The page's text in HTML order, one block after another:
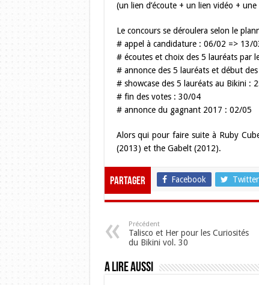
(un lien d’écoute + un lien vidéo +
Le concours se déroulera selon le
# appel à candidature : 06/02 => 13/
# écoutes et choix des 5 lauréats par
# annonce des 5 lauréats et début
# showcase des 5 lauréats au Bikini :
# fin des votes : 30/04
# annonce du gagnant 2017 : 02/05
Alors qui pour faire suite à Ruby
(2013) et the Gabelt (2012).
Partager Facebook Twitter
Précédent
Talisco et Her pour les Curiosités
du Bikini vol. 30
A lire aussi